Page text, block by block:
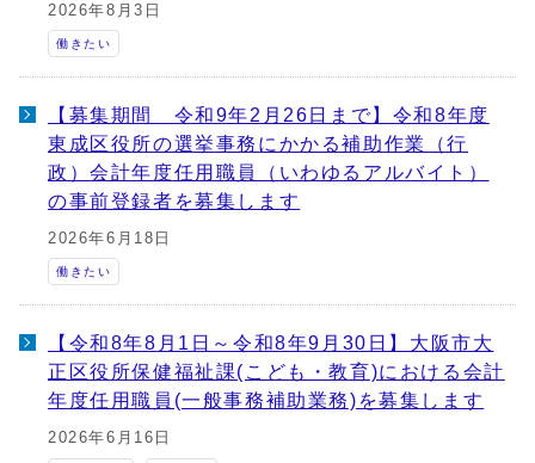
2026年8月3日
働きたい
【募集期間 令和9年2月26日まで】令和8年度
東成区役所の選挙事務にかかる補助作業（行
政）会計年度任用職員（いわゆるアルバイト）
の事前登録者を募集します
2026年6月18日
働きたい
【令和8年8月1日～令和8年9月30日】大阪市大
正区役所保健福祉課(こども・教育)における会計
年度任用職員(一般事務補助業務)を募集します
2026年6月16日